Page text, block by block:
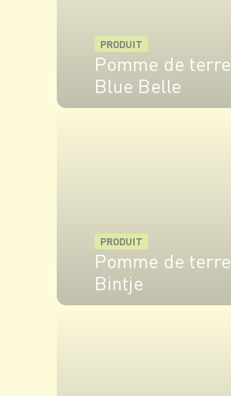
PRODUIT
Pomme de terre
Blue Belle
PRODUIT
Pomme de terre
Bintje